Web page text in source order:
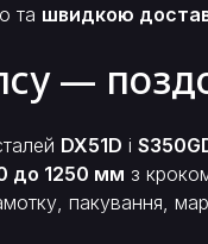
та швидкою
—
DX51D і
до 1250 мм з
пакування,